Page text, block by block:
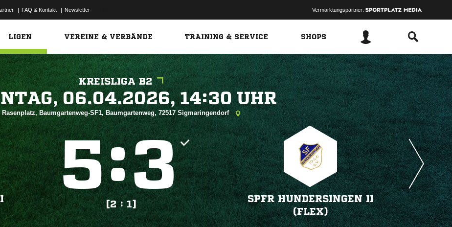
| FAQ & Kontakt | Newsletter Vermarktungspartner:
LIGEN VEREINE & VERBÄNDE TRAINING & SERVICE SHOPS
KREISLIGA B2
  
Rasenplatz, Baumgartenweg-SF1, Baumgartenweg, 72517 Sigmaringendorf
:
[2 : 1]
SPFR HUNDERSINGEN II
(FLEX)